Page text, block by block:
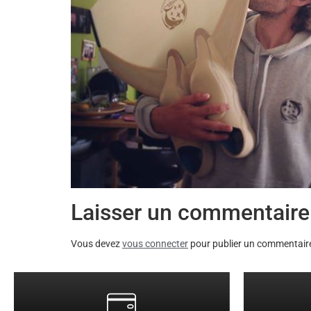
Laisser un commentaire
Vous devezvous connecter pour publier un